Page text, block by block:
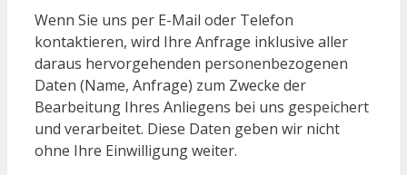
Wenn Sie uns per E-Mail oder Telefon
kontaktieren, wird Ihre Anfrage inklusive aller
daraus hervorgehenden personenbezogenen
Daten (Name, Anfrage) zum Zwecke der
Bearbeitung Ihres Anliegens bei uns gespeichert
und verarbeitet. Diese Daten geben wir nicht
ohne Ihre Einwilligung weiter.